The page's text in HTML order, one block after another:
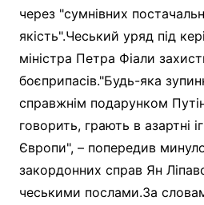
через "сумнівних
якість".Чеський уряд під
міністра Петра Фіали
боєприпасів."Будь-яка
справжнім подарунком
говорить, грають в азартні
Європи", – попередив
закордонних справ Ян
чеськими послами.За